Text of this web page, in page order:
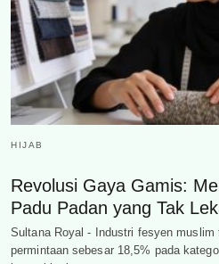
HIJAB
Revolusi Gaya Gamis:
Padu Padan yang Tak
Sultana Royal - Industri fesyen
permintaan sebesar 18,5% pada